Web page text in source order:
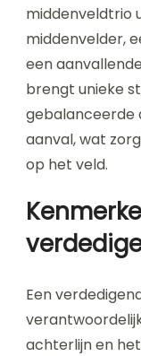
middenveldtrio
middenvelder,
een
brengt unieke
gebalanceerde
aanval, wat
op het veld.
Een
achterlijn en